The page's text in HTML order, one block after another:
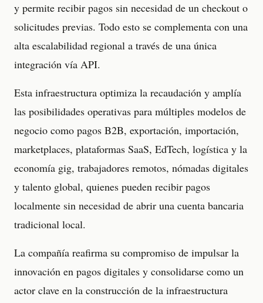
y permite recibir pagos sin necesidad de un checkout o
solicitudes previas. Todo esto se complementa con una
alta escalabilidad regional a través de una única
integración vía API.
Esta infraestructura optimiza la recaudación y amplía
las posibilidades operativas para múltiples modelos de
negocio como pagos B2B, exportación, importación,
marketplaces, plataformas SaaS, EdTech, logística y la
economía gig, trabajadores remotos, nómadas digitales
y talento global, quienes pueden recibir pagos
localmente sin necesidad de abrir una cuenta bancaria
tradicional local.
La compañía reafirma su compromiso de impulsar la
innovación en pagos digitales y consolidarse como un
actor clave en la construcción de la infraestructura